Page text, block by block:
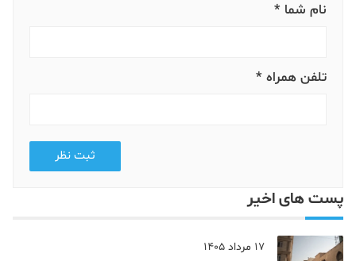
نام شما *
تلفن همراه *
ثبت نظر
پست های اخیر
17 مرداد 1405